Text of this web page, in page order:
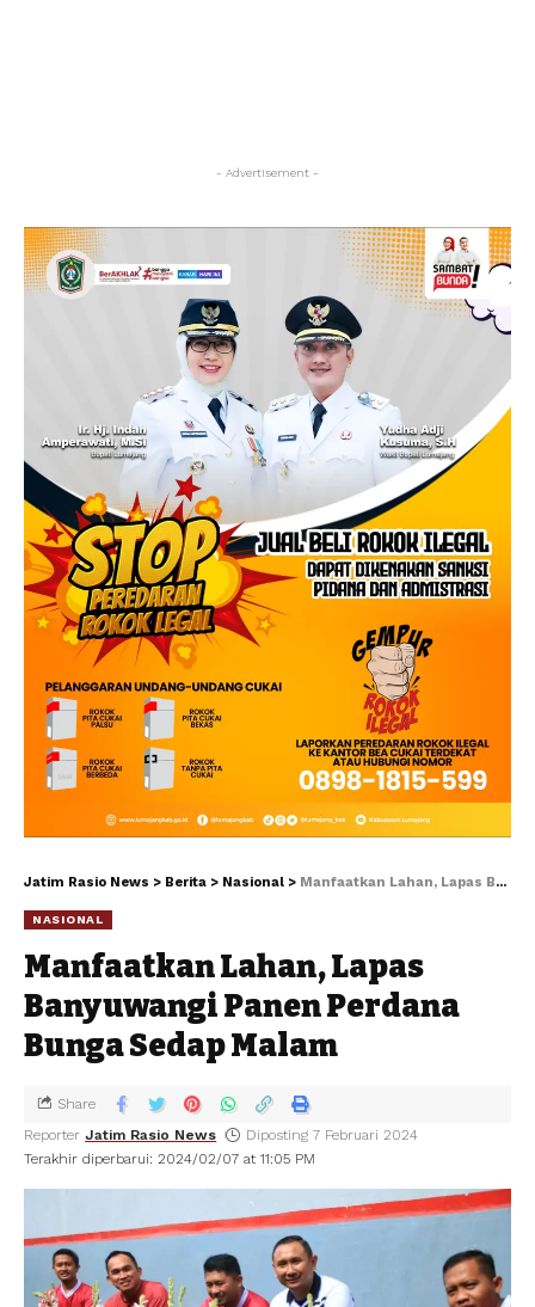
- Advertisement -
Jatim Rasio News > Berita > Nasional > Manfaatkan Lahan, Lapas Banyuwangi Panen Perdana Bunga Sedap Malam
NASIONAL
Manfaatkan Lahan, Lapas
Banyuwangi Panen Perdana
Bunga Sedap Malam
Terakhir diperbarui: 2024/02/07 at 11:05 PM
Reporter Jatim Rasio News Diposting 7 Februari 2024
Share